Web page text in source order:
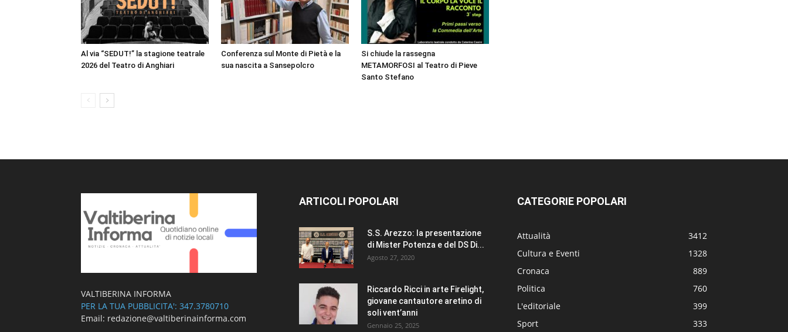
Al via “SEDUT!” la stagione teatrale
2026 del Teatro di Anghiari
Conferenza sul Monte di Pietà e la
sua nascita a Sansepolcro
Si chiude la rassegna
METAMORFOSI al Teatro di Pieve
Santo Stefano
VALTIBERINA INFORMA
PER LA TUA PUBBLICITA': 347.3780710
Email: redazione@valtiberinainforma.com
ARTICOLI POPOLARI
S.S. Arezzo: la presentazione
di Mister Potenza e del DS Di...
Agosto 27, 2020
Riccardo Ricci in arte Firelight,
giovane cantautore aretino di
soli vent’anni
Gennaio 25, 2025
CATEGORIE POPOLARI
Attualità
3412
Cultura e Eventi
1328
Cronaca
889
Politica
760
L'editoriale
399
Sport
333